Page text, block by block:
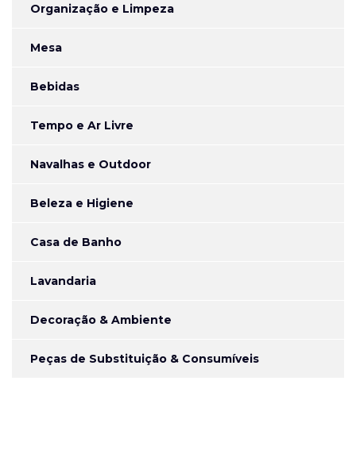
Organização e Limpeza
Mesa
Bebidas
Tempo e Ar Livre
Navalhas e Outdoor
Beleza e Higiene
Casa de Banho
Lavandaria
Decoração & Ambiente
Peças de Substituição & Consumíveis